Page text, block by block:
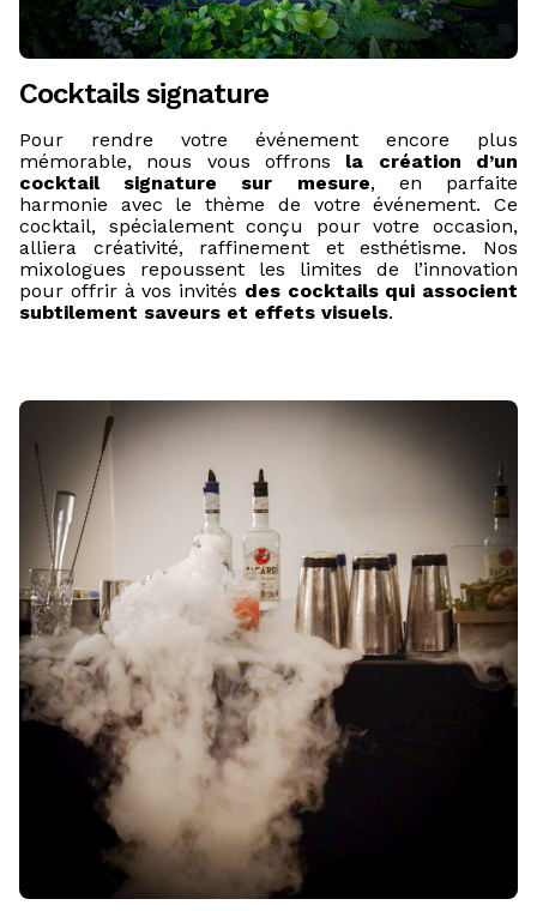
Cocktails signature
Pour rendre votre événement encore plus
mémorable, nous vous offrons la création d’un
cocktail signature sur mesure, en parfaite
harmonie avec le thème de votre événement. Ce
cocktail, spécialement conçu pour votre occasion,
alliera créativité, raffinement et esthétisme. Nos
mixologues repoussent les limites de l’innovation
pour offrir à vos invités des cocktails qui associent
subtilement saveurs et effets visuels.